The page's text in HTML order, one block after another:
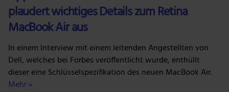
plaudert wichtiges Details zum Retina
MacBook Air aus
In einem Interview mit einem leitenden Angestellten von
Dell, welches bei Forbes veröffentlicht wurde, enthüllt
dieser eine Schlüsselspezifikation des neuen MacBook Air.
Mehr »